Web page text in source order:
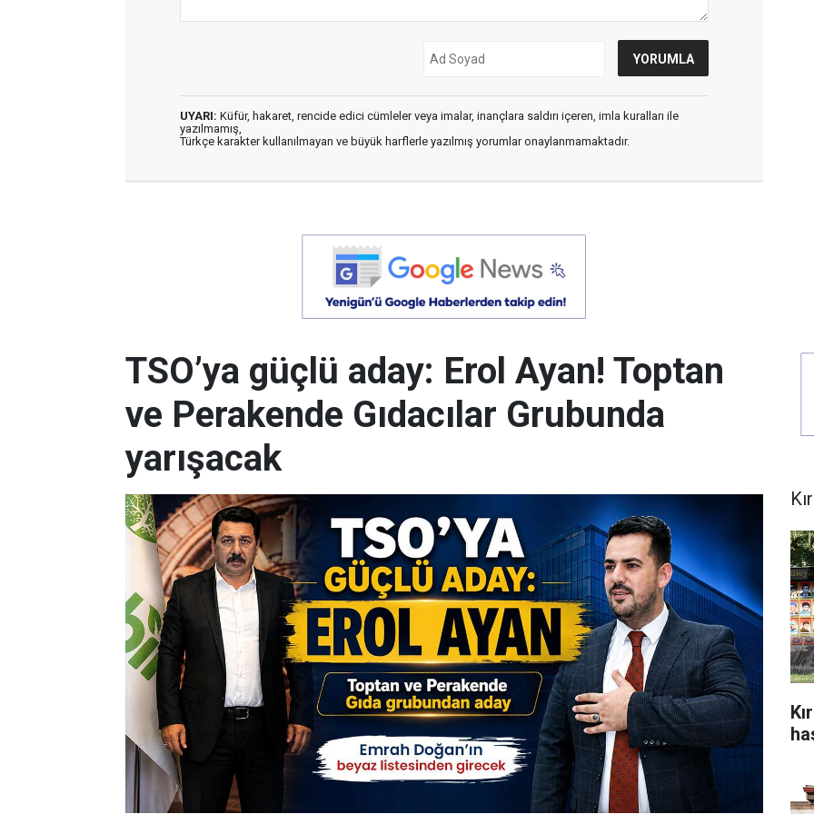
UYARI: Küfür, hakaret, rencide edici cümleler veya imalar, inançlara saldırı içeren, imla kuralları ile
yazılmamış,
Türkçe karakter kullanılmayan ve büyük harflerle yazılmış yorumlar onaylanmamaktadır.
TSO’ya güçlü aday: Erol Ayan! Toptan
ve Perakende Gıdacılar Grubunda
yarışacak